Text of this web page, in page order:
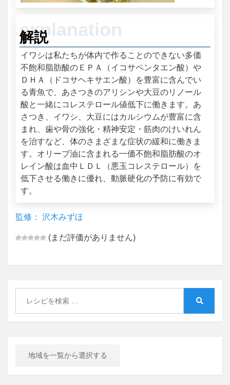
解説
イワシは私たちが体内で作ることのできない多価
不飽和脂肪酸のＥＰＡ（イコサペンタエン酸）や
ＤＨＡ（ドコサヘキサエン酸）を豊富に含んでい
る青魚で、あさつきのアリシンや大豆のリノール
酸と一緒にコレステロール値低下に働きます。あ
さつき、イワシ、大豆にはカルシウムが豊富に含
まれ、歯や骨の強化・精神安定・筋肉のけいれん
を治すなど、体のさまざまな症状の緩和に働きま
す。オリーブ油に含まれる一価不飽和脂肪酸のオ
レイン酸は血中ＬＤＬ（悪玉コレステロール）を
低下させる働きに優れ、動脈硬化の予防に有効で
す。
監修： 沢木みずほ
(まだ評価がありません)
地域を一覧から選択する